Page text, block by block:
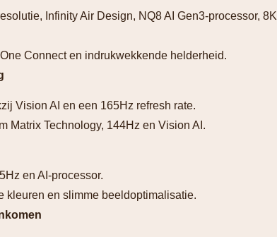
Infinity Air Design, NQ8 AI Gen3-processor, 8K
Connect en indrukwekkende helderheid.
Vision AI en een 165Hz refresh rate.
Matrix Technology, 144Hz en Vision AI.
en AI-processor.
kleuren en slimme beeldoptimalisatie.